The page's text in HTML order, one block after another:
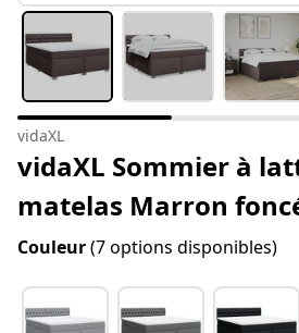
vidaXL
vidaXL Sommier à
matelas Marron
Couleur(7 options disponibles)